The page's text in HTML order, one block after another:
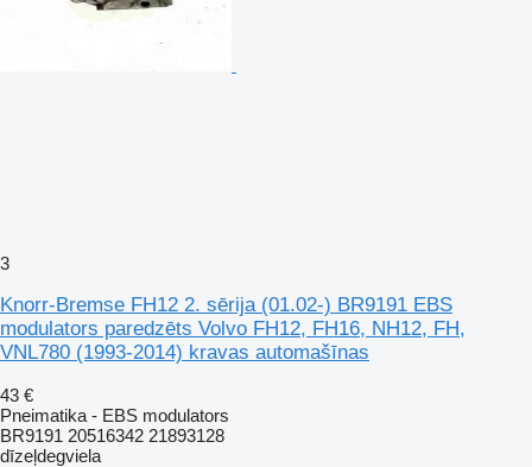
3
Knorr-Bremse FH12 2. sērija (01.02-) BR9191 EBS
modulators paredzēts Volvo FH12, FH16, NH12, FH,
VNL780 (1993-2014) kravas automašīnas
43 €
Pneimatika - EBS modulators
BR9191 20516342 21893128
dīzeļdegviela